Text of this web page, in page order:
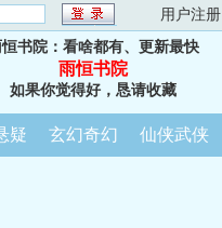
用户注册
恒书院：看啥都有、更新最快
雨恒书院
如果你觉得好，恳请收藏
疑 玄幻奇幻 仙侠武侠